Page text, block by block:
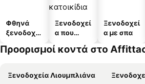
Φθηνά
ξενοδοχεί
Ξενοδοχεί
α που
κατοικίδι
Ξενοδοχεί
α με σπα
Προορισμοί κοντά στο
Ξενοδοχεία Λιουμπλιάνα